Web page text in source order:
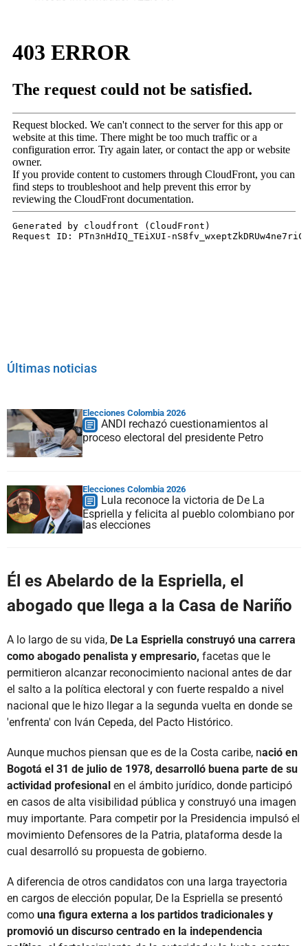
Últimas noticias
Elecciones Colombia 2026
ANDI rechazó cuestionamientos al
proceso electoral del presidente Petro
Elecciones Colombia 2026
Lula reconoce la victoria de De La
Espriella y felicita al pueblo colombiano por
las elecciones
Él es Abelardo de la Espriella, el
abogado que llega a la Casa de Nariño
A lo largo de su vida, De La Espriella construyó una carrera
como abogado penalista y empresario, facetas que le
permitieron alcanzar reconocimiento nacional antes de dar
el salto a la política electoral y con fuerte respaldo a nivel
nacional que le hizo llegar a la segunda vuelta en donde se
'enfrenta' con Iván Cepeda, del Pacto Histórico.
Aunque muchos piensan que es de la Costa caribe, nació en
Bogotá el 31 de julio de 1978, desarrolló buena parte de su
actividad profesional en el ámbito jurídico, donde participó
en casos de alta visibilidad pública y construyó una imagen
muy importante. Para competir por la Presidencia impulsó el
movimiento Defensores de la Patria, plataforma desde la
cual desarrolló su propuesta de gobierno.
A diferencia de otros candidatos con una larga trayectoria
en cargos de elección popular, De la Espriella se presentó
como una figura externa a los partidos tradicionales y
promovió un discurso centrado en la independencia